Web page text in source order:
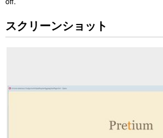
スクリーンショット